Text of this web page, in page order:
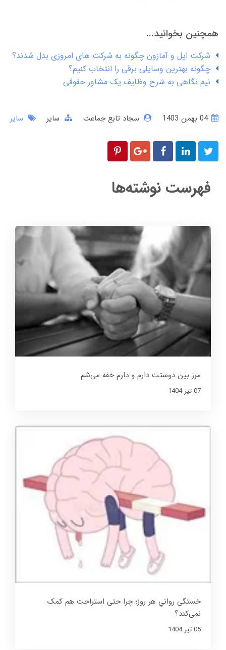
همچنین بخوانید...
شرکت اپل و آمازون چگونه به شرکت های امروزی بدل شدند؟
چگونه بهترین وسایلی برقی را انتخاب کنیم؟
نیم نگاهی به شرح وظایف یک مشاور حقوقی
04 بهمن 1403 سجاد تابع جماعت سایر سایر
فهرست نوشته‌ها
مرز بین دوستت دارم و دارم خفه می‌شم
07 تير 1404
خستگی روانیِ هر روز؛ چرا حتی استراحت هم کمک
نمی‌کند؟
05 تير 1404